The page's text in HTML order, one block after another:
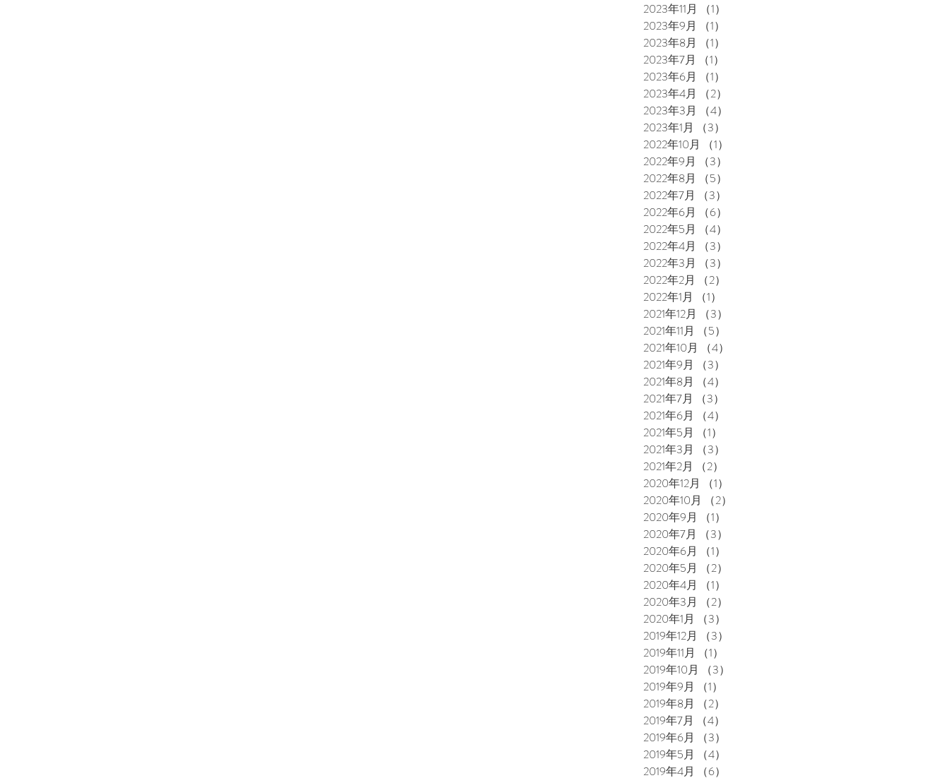
2023年11月 （1）
2023年9月
（1）
2023年8月
（1）
2023年7月
（1）
2023年6月
（1）
2023年4月
（2）
2023年3月
（4）
2023年1月
（3）
2022年10月
（1）
2022年9月
（3）
2022年8月
（5）
2022年7月
（3）
2022年6月
（6）
2022年5月
（4）
2022年4月
（3）
2022年3月
（3）
2022年2月
（2）
2022年1月
（1）
2021年12月
（3）
2021年11月
（5）
2021年10月
（4）
2021年9月
（3）
2021年8月
（4）
2021年7月
（3）
2021年6月
（4）
2021年5月
（1）
2021年3月
（3）
2021年2月
（2）
2020年12月
（1）
2020年10月
（2）
2020年9月
（1）
2020年7月
（3）
2020年6月
（1）
2020年5月
（2）
2020年4月
（1）
2020年3月
（2）
2020年1月
（3）
2019年12月
（3）
2019年11月
（1）
2019年10月
（3）
2019年9月
（1）
2019年8月
（2）
2019年7月
（4）
2019年6月
（3）
2019年5月
（4）
2019年4月
（6）